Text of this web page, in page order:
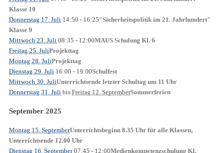
Klasse 10
Donnerstag 17. Juli 14:50 - 16:25"Sicherheitspolitik im 21. Jahrhundert"
Klasse 9
Mittwoch 23. Juli 08:35 - 12:00MAUS Schulung Kl. 6
Freitag 25. JuliProjekttag
Montag 28. JuliProjekttag
Dienstag 29. Juli 16:00 - 19:00Schulfest
Mittwoch 30. JuliUnterrichtsende letzter Schultag um 11 Uhr
Donnerstag 31. Juli bis Freitag 12. SeptemberSommerferien
September 2025
Montag 15. SeptemberUnterrichtsbeginn 8.35 Uhr für alle Klassen,
Unterrichtsende 12.00 Uhr
Dienstag 16. September07:45 - 12:00Medienkompetenzschulung Kl.